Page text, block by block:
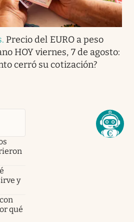
. Precio del EURO a peso
HOY viernes, 7 de agosto:
cerró su cotización?
y
qué